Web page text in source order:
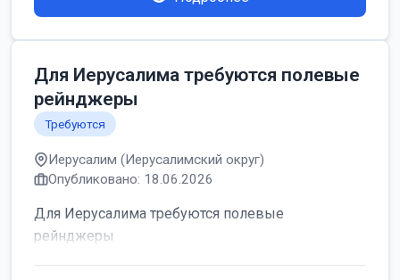
Для Иерусалима требуются полевые
рейнджеры
Требуются
Иерусалим (Иерусалимский округ)
Опубликовано: 18.06.2026
Для Иерусалима требуются полевые
рейнджеры